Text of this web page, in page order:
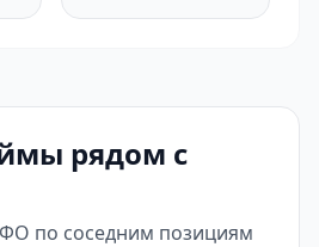
рядом с
по соседним позициям